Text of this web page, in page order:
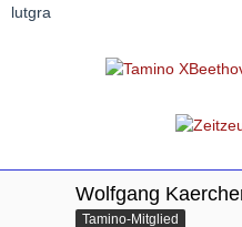
lutgra
Wolfgang
Tamino-Mitglied